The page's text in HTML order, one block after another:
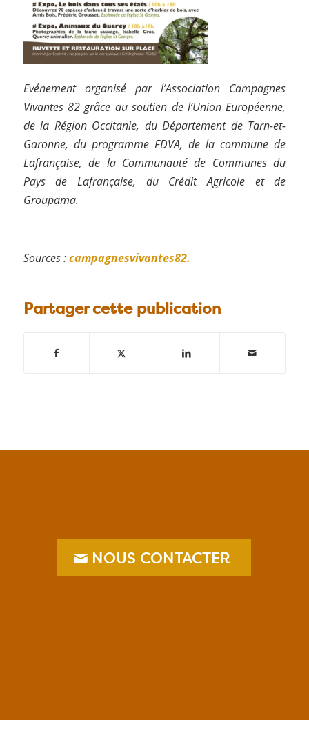
Evénement organisé par l’Association Campagnes
Vivantes 82 grâce au soutien de l’Union Européenne,
de la Région Occitanie, du Département de Tarn-et-
Garonne, du programme FDVA, de la commune de
Lafrançaise, de la Communauté de Communes du
Pays de Lafrançaise, du Crédit Agricole et de
Groupama.
Sources :campagnesvivantes82.
Partager cette publication
NOUS CONTACTER